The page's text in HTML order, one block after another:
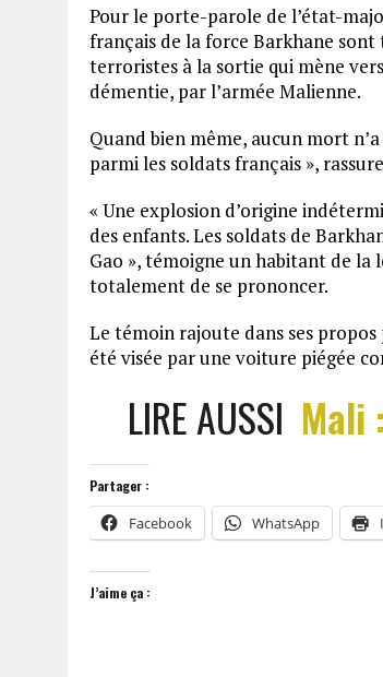
Pour le porte-parole de l’état-
français de la force Barkhane sont
terroristes à la sortie qui mène
démentie, par l’armée Malienne.
Quand bien même, aucun mort
parmi les soldats français »,
« Une explosion d’origine
des enfants. Les soldats de
Gao », témoigne un habitant de
totalement de se prononcer.
Le témoin rajoute dans ses
été visée par une voiture piégée
LIRE AUSSI Mali
Partager :
Facebook WhatsApp
J’aime ça :